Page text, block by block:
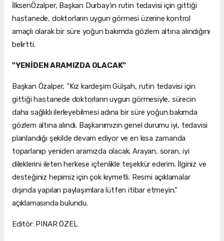
İlksenÖzalper, Başkan Durbay’ın rutin tedavisi için gittiği
hastanede, doktorların uygun görmesi üzerine kontrol
amaçlı olarak bir süre yoğun bakımda gözlem altına alındığını
belirtti.
"YENİDEN ARAMIZDA OLACAK"
Başkan Özalper, "Kız kardeşim Gülşah, rutin tedavisi için
gittiği hastanede doktorların uygun görmesiyle, sürecin
daha sağlıklı ilerleyebilmesi adına bir süre yoğun bakımda
gözlem altına alındı. Başkanımızın genel durumu iyi, tedavisi
planlandığı şekilde devam ediyor ve en kısa zamanda
toparlanıp yeniden aramızda olacak. Arayan, soran, iyi
dileklerini ileten herkese içtenlikle teşekkür ederim. İlginiz ve
desteğiniz hepimiz için çok kıymetli. Resmi açıklamalar
dışında yapılan paylaşımlara lütfen itibar etmeyin."
açıklamasında bulundu.
Editör: PINAR ÖZEL